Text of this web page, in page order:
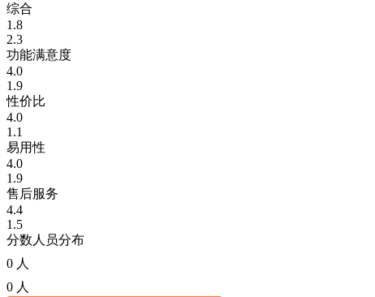
综合
1.8
2.3
功能满意度
4.0
1.9
性价比
4.0
1.1
易用性
4.0
1.9
售后服务
4.4
1.5
分数人员分布
0 人
0 人